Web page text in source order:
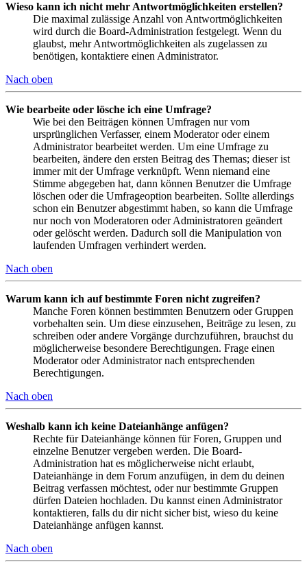
Wieso kann ich nicht mehr Antwortmöglichkeiten erstellen?
Die maximal zulässige Anzahl von Antwortmöglichkeiten
wird durch die Board-Administration festgelegt. Wenn du
glaubst, mehr Antwortmöglichkeiten als zugelassen zu
benötigen, kontaktiere einen Administrator.
Nach oben
Wie bearbeite oder lösche ich eine Umfrage?
Wie bei den Beiträgen können Umfragen nur vom
ursprünglichen Verfasser, einem Moderator oder einem
Administrator bearbeitet werden. Um eine Umfrage zu
bearbeiten, ändere den ersten Beitrag des Themas; dieser ist
immer mit der Umfrage verknüpft. Wenn niemand eine
Stimme abgegeben hat, dann können Benutzer die Umfrage
löschen oder die Umfrageoption bearbeiten. Sollte allerdings
schon ein Benutzer abgestimmt haben, so kann die Umfrage
nur noch von Moderatoren oder Administratoren geändert
oder gelöscht werden. Dadurch soll die Manipulation von
laufenden Umfragen verhindert werden.
Nach oben
Warum kann ich auf bestimmte Foren nicht zugreifen?
Manche Foren können bestimmten Benutzern oder Gruppen
vorbehalten sein. Um diese einzusehen, Beiträge zu lesen, zu
schreiben oder andere Vorgänge durchzuführen, brauchst du
möglicherweise besondere Berechtigungen. Frage einen
Moderator oder Administrator nach entsprechenden
Berechtigungen.
Nach oben
Weshalb kann ich keine Dateianhänge anfügen?
Rechte für Dateianhänge können für Foren, Gruppen und
einzelne Benutzer vergeben werden. Die Board-
Administration hat es möglicherweise nicht erlaubt,
Dateianhänge in dem Forum anzufügen, in dem du deinen
Beitrag verfassen möchtest, oder nur bestimmte Gruppen
dürfen Dateien hochladen. Du kannst einen Administrator
kontaktieren, falls du dir nicht sicher bist, wieso du keine
Dateianhänge anfügen kannst.
Nach oben